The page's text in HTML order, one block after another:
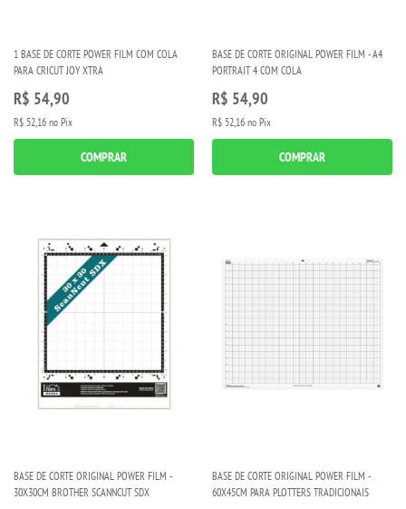
1 BASE DE CORTE POWER FILM COM COLA
PARA CRICUT JOY XTRA
R$ 54,90
R$ 52,16 no Pix
COMPRAR
BASE DE CORTE ORIGINAL POWER FILM - A4
PORTRAIT 4 COM COLA
R$ 54,90
R$ 52,16 no Pix
COMPRAR
BASE DE CORTE ORIGINAL POWER FILM -
30X30CM BROTHER SCANNCUT SDX
BASE DE CORTE ORIGINAL POWER FILM -
60X45CM PARA PLOTTERS TRADICIONAIS